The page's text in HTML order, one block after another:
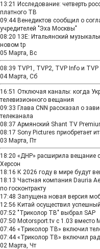
13:21 Исследование: четверть
платного ТВ
09:44 Венедиктов сообщил о
учредителей "Эха Москвы"
08:20 13E: Итальянский
новом tp
05 Марта, Вс
08:39 TVP1, TVP2, TVP Info и TVP
04 Марта, Сб
16:51 Отключая каналы: когда
телевизионного вещания
09:33 Глава CNN рассказал о
телеканала
08:37 Армянский Shant TV
08:17 Sony Pictures приобретает
03 Марта, Пт
18:20 «ДНР» расширила вещание
Херсон
18:16 К 2026 году в мире будут
18:13 Частная компания Dauria
по госконтракту
17:48 Запущена новая версия
12:56 Китай осуществил
07:52 "Триколор ТВ" выбрал SAP
07:50 Motorsport.tv с 1.03 вместо
07:46 «Триколор ТВ» включил
07:44 «Триколор ТВ» включил
02 Марта, Чт